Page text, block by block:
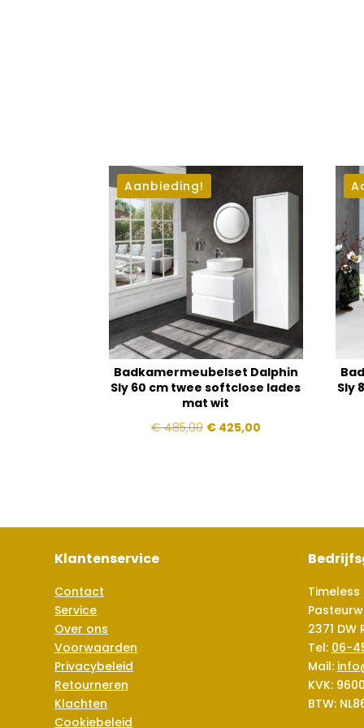
Aanbieding!
Badkamermeubelset Dalphin
Sly 60 cm twee softclose lades
mat wit
€485,00 Oorspronkelijke
€425,00Huidige
Sly
Klantenservice
Contact
Service
Over ons
Voorwaarden
Privacybeleid
Retourneren
Klachten
Cookiebeleid
Timeless
2371
Tel: 06-
Mail:
KVK:
BTW: